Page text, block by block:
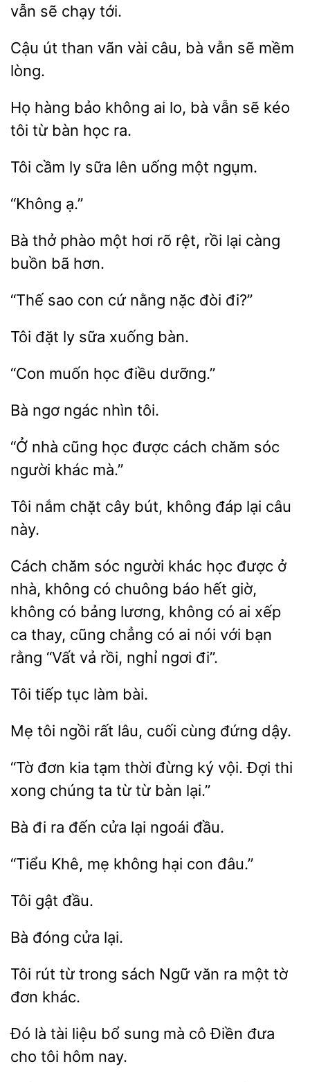
sẽ chạy tới.
Cậu
than vãn vài câu, bà vẫn
lòng.
Họ hàng bảo không ai lo, bà vẫn sẽ kéo
từ bàn
Tôi ly sữa uống ngụm.
Bà thở phào một hơi rõ rệt, rồi lại
hơn.
“Thế con cứ nằng đòi
đặt sữa xuống
học điều
ngơ nhìn
“Ở nhà cũng được
chăm sóc
người khác
nắm chặt cây bút,
lại câu
này.
Cách chăm sóc người khác học được ở
nhà, không có chuông báo
giờ,
có bảng lương, không có ai xếp
ca thay, cũng chẳng có ai nói với bạn
rằng “Vất vả rồi,
ngơi đi”.
làm bài.
Mẹ tôi rất cuối đứng dậy.
“Tờ đơn kia tạm thời đừng ký
Đợi
chúng ta từ từ bàn lại.”
Bà đến cửa ngoái đầu.
Khê, mẹ hại đâu.”
đóng
Tôi rút từ sách
văn ra một tờ
đơn
Đó là tài bổ mà cô
đưa
cho tôi hôm nay.